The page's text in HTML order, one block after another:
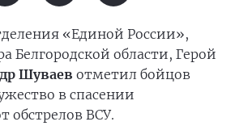
«Единой России»,
Белгородской области, Герой
Шуваев отметил бойцов
в спасении
обстрелов ВСУ.